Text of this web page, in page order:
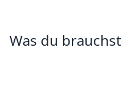
Was du brauchst